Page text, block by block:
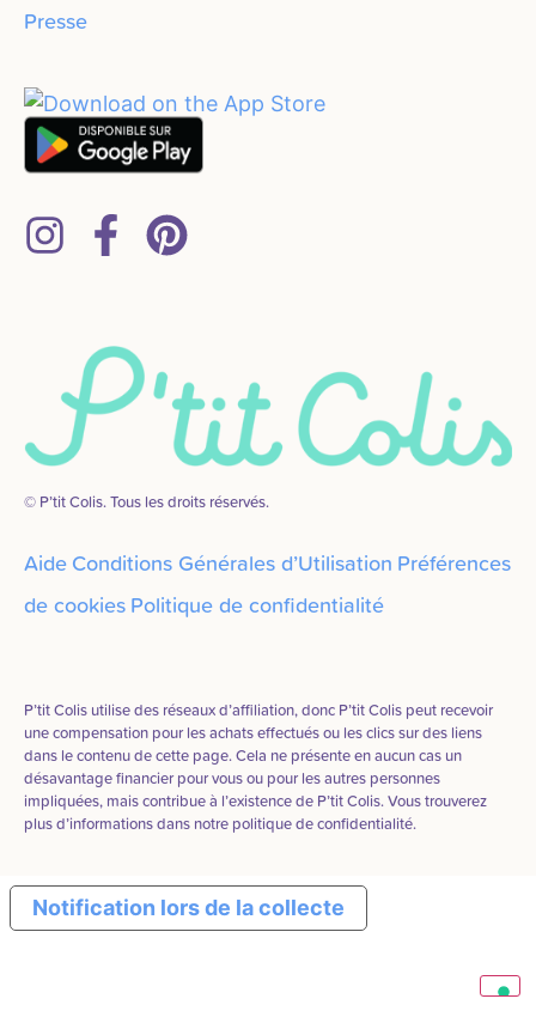
Presse
© P’tit Colis. Tous les droits réservés.
AideConditions Générales d’Utilisation Préférences
de cookiesPolitique de confidentialité
P’tit Colis utilise des réseaux d’affiliation, donc P’tit Colis peut recevoir
une compensation pour les achats effectués ou les clics sur des liens
dans le contenu de cette page. Cela ne présente en aucun cas un
désavantage financier pour vous ou pour les autres personnes
impliquées, mais contribue à l’existence de P’tit Colis. Vous trouverez
plus d’informations dans notre politique de confidentialité.
Notification lors de la collecte